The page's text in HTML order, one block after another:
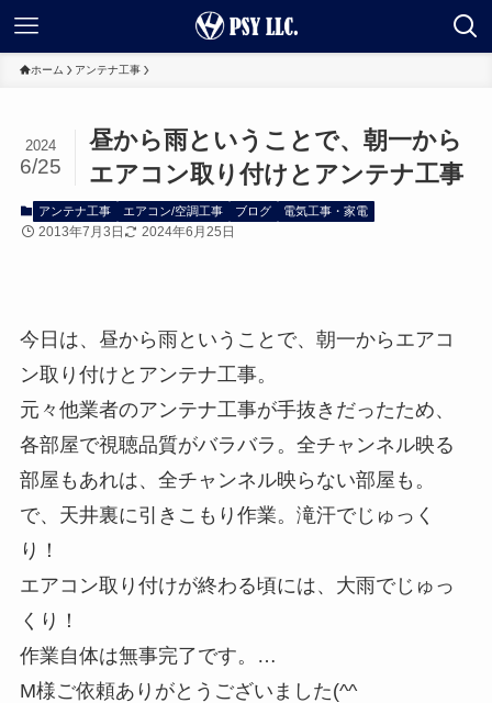
ホーム アンテナ工事
昼から雨ということで、朝一から
エアコン取り付けとアンテナ工事
2024
6/25
アンテナ工事 エアコン/空調工事 ブログ 電気工事・家電
2013年7月3日 2024年6月25日
今日は、昼から雨ということで、朝一からエアコ
ン取り付けとアンテナ工事。
元々他業者のアンテナ工事が手抜きだったため、
各部屋で視聴品質がバラバラ。全チャンネル映る
部屋もあれは、全チャンネル映らない部屋も。
で、天井裏に引きこもり作業。滝汗でじゅっく
り！
エアコン取り付けが終わる頃には、大雨でじゅっ
くり！
作業自体は無事完了です。
…
M様ご依頼ありがとうございました(^^ゞ